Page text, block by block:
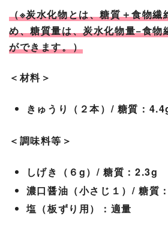
（※炭水化物とは、糖質＋食物繊
め、糖質量は、炭水化物量−食物
ができます。）
＜材料＞
きゅうり（２本）/ 糖質：
＜調味料等＞
しげき（６g）/ 糖質：2.3g
濃口醤油（小さじ１）/ 糖質
塩（板ずり用）：適量